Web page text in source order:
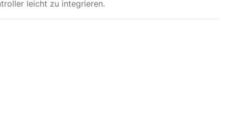
leicht zu integrieren.